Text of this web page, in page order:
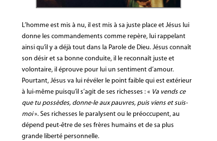
L’homme est mis à nu, il est mis à sa juste place et Jésus lui
donne les commandements comme repère, lui rappelant
ainsi qu’il y a déjà tout dans la Parole de Dieu. Jésus connaît
son désir et sa bonne conduite, il le reconnaît juste et
volontaire, il éprouve pour lui un sentiment d’amour.
Pourtant, Jésus va lui révéler le point faible qui est extérieur
à lui-même puisqu’il s’agit de ses richesses : « Va vends ce
que tu possèdes, donne-le aux pauvres, puis viens et suis-
moi». Ses richesses le paralysent ou le préoccupent, au
dépend peut-être de ses frères humains et de sa plus
grande liberté personnelle.